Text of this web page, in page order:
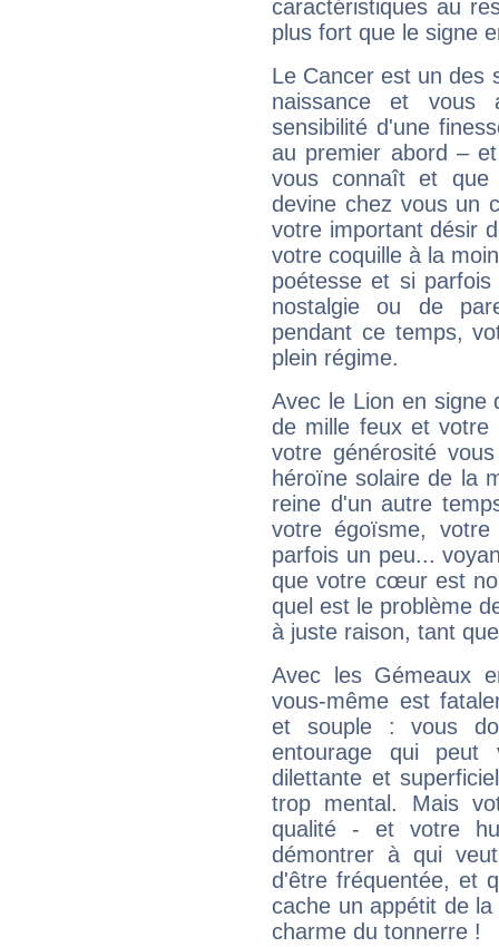
caractéristiques au
plus fort que le signe
Le Cancer est un des
naissance et vous
sensibilité d'une
au premier abord –
vous connaît et
devine chez vous un
votre important désir
votre coquille à la
poétesse et si
nostalgie ou de
pendant ce temps,
plein régime.
Avec le Lion en signe
de mille feux et votre
votre générosité
héroïne solaire de la
reine d'un autre
votre égoïsme,
parfois un peu...
que votre cœur est
quel est le problème
à juste raison, tant
Avec les Gémeaux
vous-même est
et souple : vous
entourage qui
dilettante et
trop mental. Mais
qualité - et votre
démontrer à qui
d'être fréquentée, et
cache un appétit de
charme du tonnerre !